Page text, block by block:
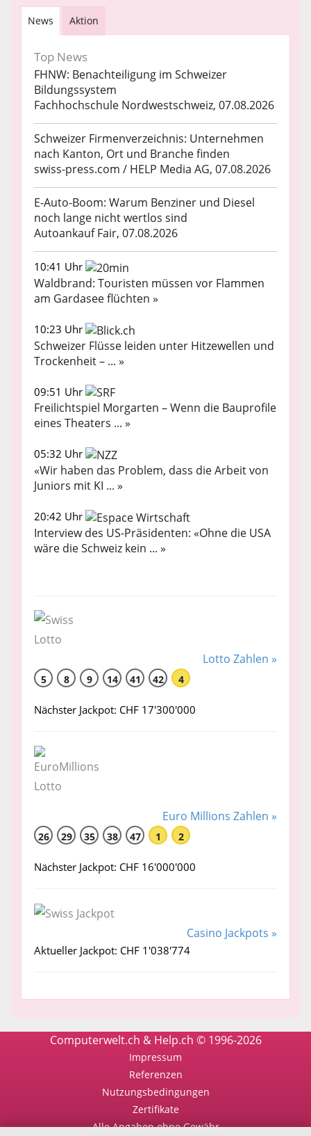
News Aktion
Top News
FHNW: Benachteiligung im Schweizer
Bildungssystem
Fachhochschule Nordwestschweiz, 07.08.2026
Schweizer Firmenverzeichnis: Unternehmen
nach Kanton, Ort und Branche finden
swiss-press.com / HELP Media AG, 07.08.2026
E-Auto-Boom: Warum Benziner und Diesel
noch lange nicht wertlos sind
Autoankauf Fair, 07.08.2026
10:41 Uhr
Waldbrand: Touristen müssen vor Flammen
am Gardasee flüchten »
10:23 Uhr
Schweizer Flüsse leiden unter Hitzewellen und
Trockenheit – ... »
09:51 Uhr
Freilichtspiel Morgarten – Wenn die Bauprofile
eines Theaters ... »
05:32 Uhr
«Wir haben das Problem, dass die Arbeit von
Juniors mit KI ... »
20:42 Uhr
Interview des US-Präsidenten: «Ohne die USA
wäre die Schweiz kein ... »
Lotto Zahlen »
5 8 9 14 41 42 4
Nächster Jackpot: CHF 17'300'000
Euro Millions Zahlen »
26 29 35 38 47 1 2
Nächster Jackpot: CHF 16'000'000
Casino Jackpots »
Aktueller Jackpot: CHF 1'038'774
Computerwelt.ch & Help.ch © 1996-2026
Impressum
Referenzen
Nutzungsbedingungen
Zertifikate
Alle Angaben ohne Gewähr